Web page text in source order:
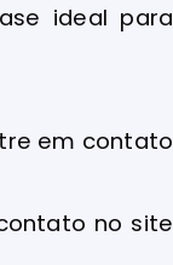
ideal para
em contato
no site